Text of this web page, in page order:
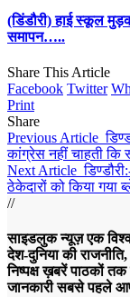
(डिंडौरी) हाई स्कूल
समापन…..
Share This Article
Facebook Twitter
Print
Share
Previous Article
कांग्रेस नहीं चाहती कि
Next Article
ठेकेदारों को किया गया
//
साइडलुक न्यूज़ एक
देश-दुनिया की
निष्पक्ष ख़बरें पाठकों
जानकारी सबसे पहले